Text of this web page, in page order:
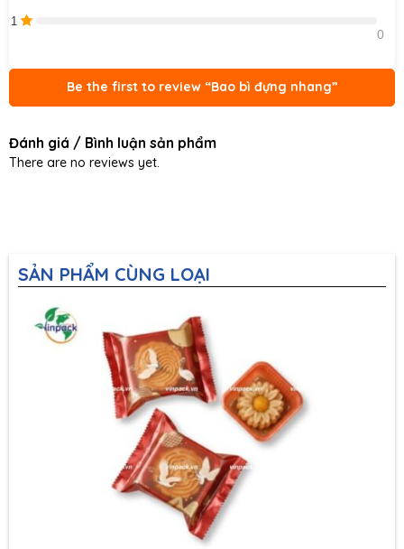
1
Be the first to review “Bao bì đựng nhang”
Đánh giá / Bình luận sản phẩm
There are no reviews yet.
SẢN PHẨM CÙNG LOẠI